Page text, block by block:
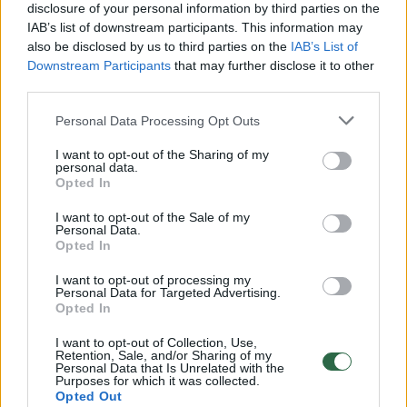
disclosure of your personal information by third parties on the
IAB’s list of downstream participants. This information may
also be disclosed by us to third parties on the IAB’s List of
Downstream Participants that may further disclose it to other
Personal Data Processing Opt Outs
I want to opt-out of the Sharing of my
personal data.
Opted In
I want to opt-out of the Sale of my
Personal Data.
Opted In
I want to opt-out of processing my
Personal Data for Targeted Advertising.
Opted In
I want to opt-out of Collection, Use,
Retention, Sale, and/or Sharing of my
Personal Data that Is Unrelated with the
Purposes for which it was collected.
Opted Out
Prisijungti komentatoriams
Lietuvos diena Nelaimės